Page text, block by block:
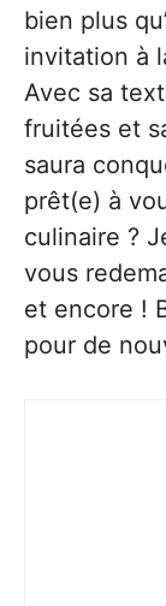
bien plus
invitation à
Avec sa
fruitées et
saura
prêt(e) à
culinaire ?
vous
et encore !
pour de